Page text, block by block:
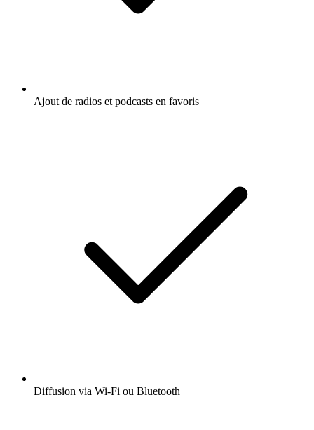
Ajout de radios et podcasts en favoris
Diffusion via Wi-Fi ou Bluetooth